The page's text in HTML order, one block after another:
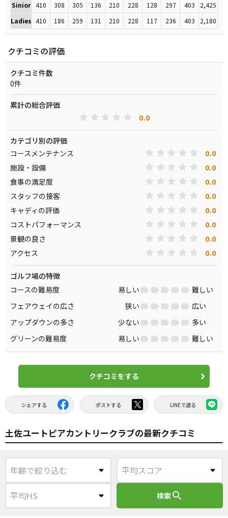
Sinior 410 308 305 136 210 228 128 297 403
2,425
Ladies 410 186 259 131 210 228 117 236 403 2,180
クチコミの評価
クチコミ件数
0件
累計の総合評価
0.0
カテゴリ別の評価
コースメンテナンス
0.0
施設・設備 0.0
食事の満足度 0.0
スタッフの接客 0.0
キャディの評価 0.0
コストパフォーマンス 0.0
景観の良さ 0.0
アクセス 0.0
ゴルフ場の特徴
コースの難易度
易しい
難しい
フェアウェイの広さ
狭い
広い
アップダウンの多さ
少ない
多い
グリーンの難易度
易しい 難しい
クチコミをする
シェアする ポストする LINEで送る
土佐ユートピアカントリークラブの最新クチコミ
検索search